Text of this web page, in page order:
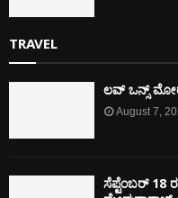
TRAVEL
ಲವ್ ಒನ್ಸ್
August 7,
ಸೆಪ್ಟೆಂಬರ್ 18